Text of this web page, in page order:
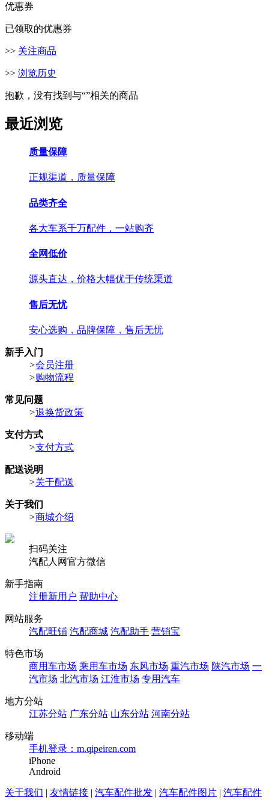
优惠券
已领取的优惠券
>> 关注商品
>> 浏览历史
抱歉，没有找到与“”相关的商品
最近浏览
质量保障
正规渠道，质量保障
品类齐全
各大车系千万配件，一站购齐
全网低价
源头直达，价格大幅优于传统渠道
售后无忧
安心选购，品牌保障，售后无忧
新手入门
>会员注册
>购物流程
常见问题
>退换货政策
支付方式
>支付方式
配送说明
>关于配送
关于我们
>商城介绍
扫码关注
汽配人网官方微信
新手指南
注册新用户 帮助中心
网站服务
汽配旺铺 汽配商城 汽配助手 营销宝
特色市场
商用车市场 乘用车市场 东风市场 重汽市场 陕汽市场 一
汽市场 北汽市场 江淮市场 专用汽车
地方分站
江苏分站 广东分站 山东分站 河南分站
移动端
手机登录：m.qipeiren.com
iPhone
Android
关于我们 | 友情链接 | 汽车配件批发 | 汽车配件图片 | 汽车配件